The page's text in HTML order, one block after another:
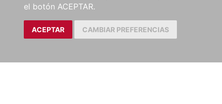
el botón ACEPTAR.
ACEPTAR CAMBIAR PREFERENCIAS